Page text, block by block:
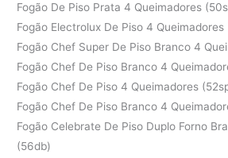
Fogão De Piso Prata 4 Queimadores
Fogão Electrolux De Piso 4 Queimadores
Fogão Chef Super De Piso Branco 4
Fogão Chef De Piso Branco 4
Fogão Chef De Piso 4 Queimadores
Fogão Chef De Piso Branco 4
Fogão Celebrate De Piso Duplo Forno
(56db)